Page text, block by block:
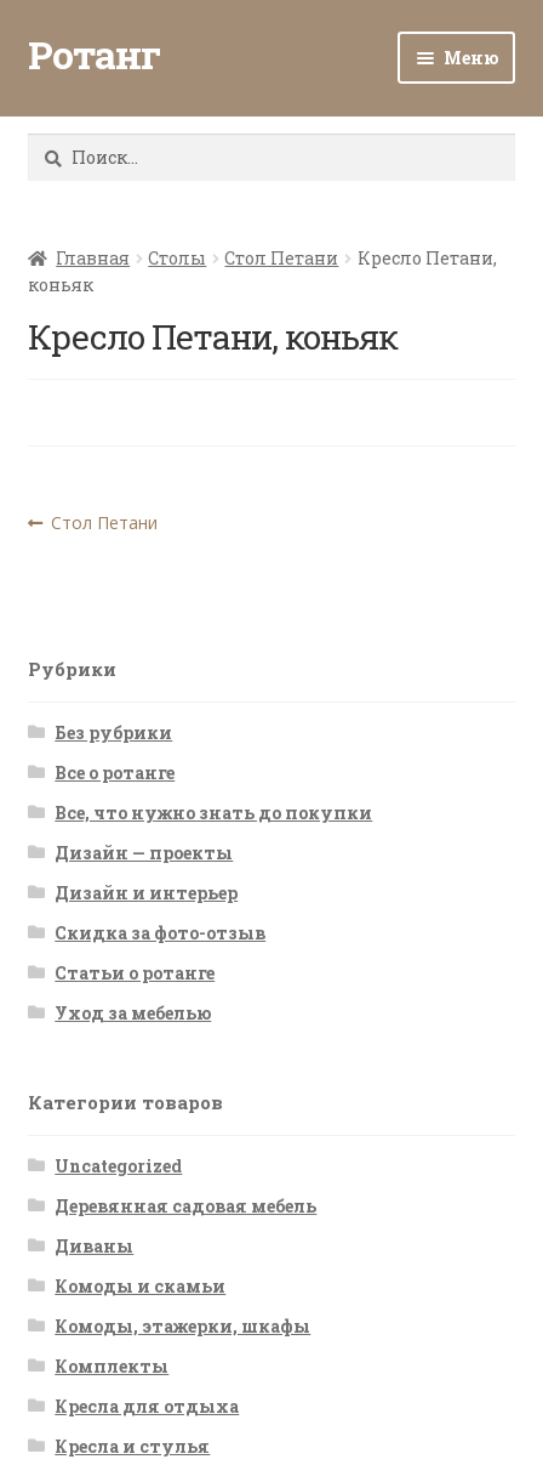
Ротанг Меню
Каталог
Ротанг оптом
Найти:
Главная Столы Стол Петани
Кресло Петани,
коньяк
Кресло Петани, коньяк
Навигация
Предыдущая
Стол Петани
Рубрики
Без рубрики
Все о ротанге
Все, что нужно знать до покупки
Дизайн — проекты
Дизайн и интерьер
Скидка за фото-отзыв
Статьи о ротанге
Уход за мебелью
Категории товаров
Uncategorized
Деревянная садовая мебель
Диваны
Комоды и скамьи
Комоды, этажерки, шкафы
Комплекты
Кресла для отдыха
Кресла и стулья